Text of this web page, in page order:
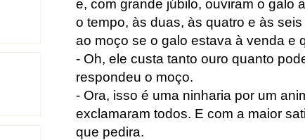
e, com grande júbilo, ouviram o galo
o tempo, às duas, às quatro e às
ao moço se o galo estava à venda e
- Oh, ele custa tanto ouro quanto
respondeu o moço.
- Ora, isso é uma ninharia por um
exclamaram todos. E com a maior
que pedira.